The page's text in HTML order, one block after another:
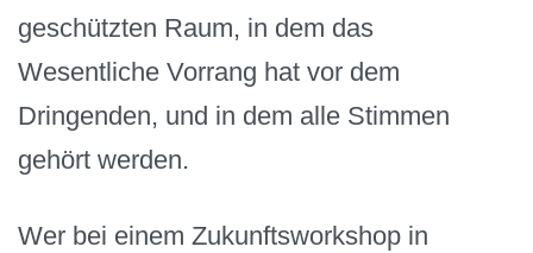
geschützten Raum, in dem das
Wesentliche Vorrang hat vor dem
Dringenden, und in dem alle Stimmen
gehört werden.
Wer bei einem Zukunftsworkshop in